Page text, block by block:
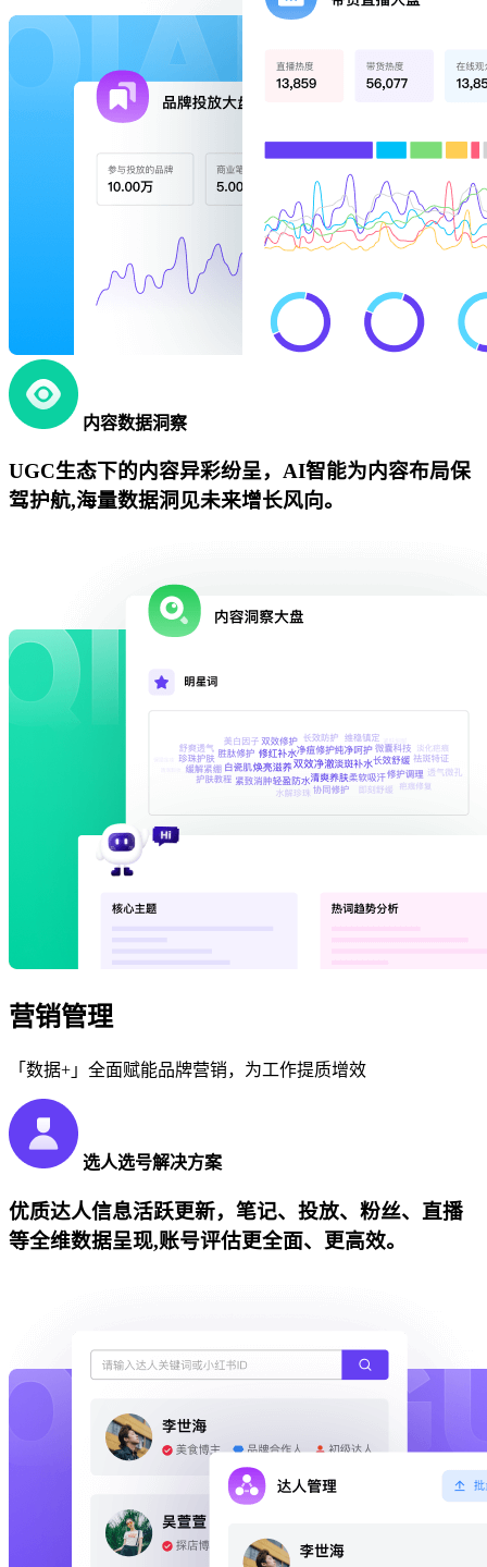
内容数据洞察
UGC生态下的内容异彩纷呈，AI智能为内容布局保
驾护航,海量数据洞见未来增长风向。
营销管理
「数据+」全面赋能品牌营销，为工作提质增效
选人选号解决方案
优质达人信息活跃更新，笔记、投放、粉丝、直播
等全维数据呈现,账号评估更全面、更高效。